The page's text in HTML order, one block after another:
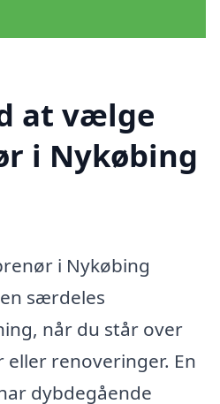
at vælge
i Nykøbing
i Nykøbing
særdeles
når du står over
renoveringer. En
dybdegående